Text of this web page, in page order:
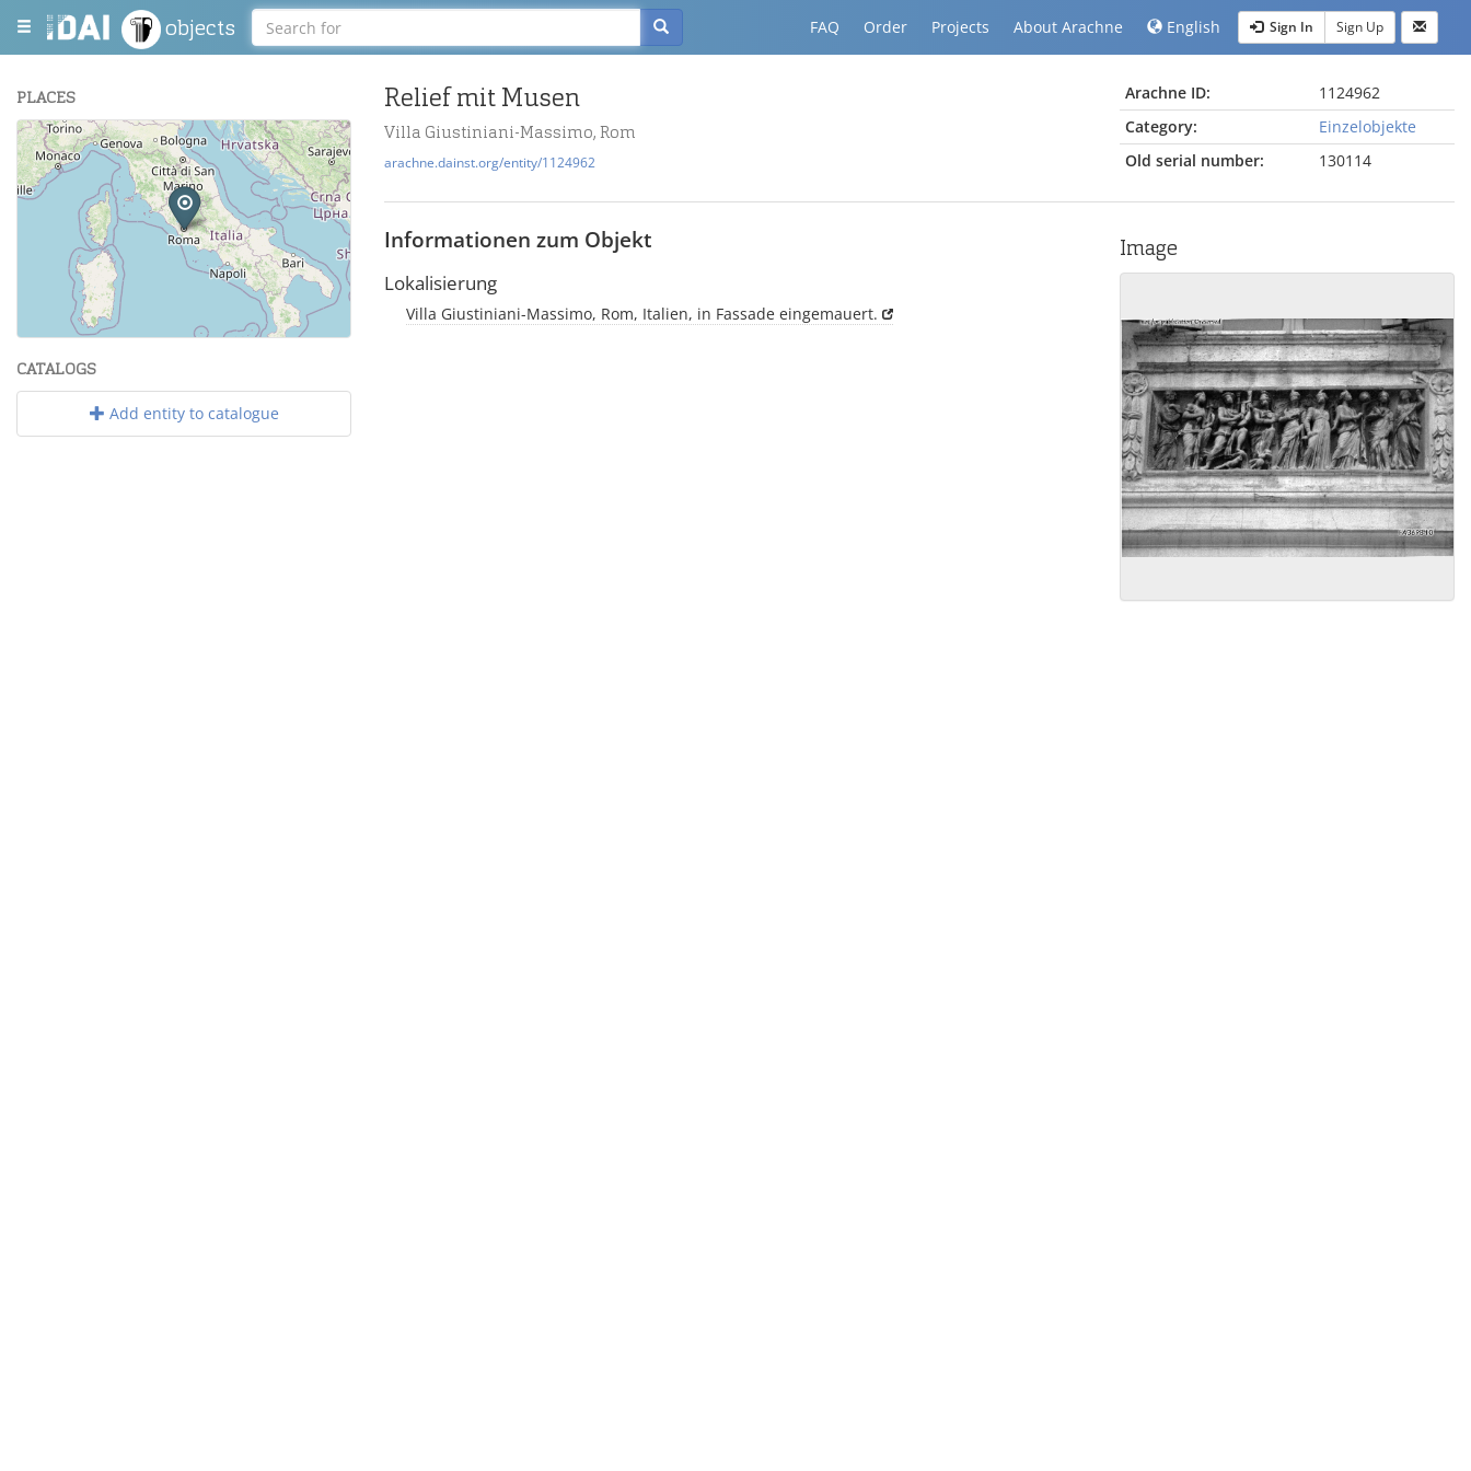
objects FAQ Order Projects About Arachne English Sign In Sign Up
PLACES
+
−
Leaflet | Maps and Data ©OpenStreetMap
CATALOGS
Add entity to catalogue
Relief mit Musen
Villa Giustiniani-Massimo, Rom
arachne.dainst.org/entity/1124962
Arachne ID:
1124962
Category:
Einzelobjekte
Old serial number:
130114
Informationen zum Objekt
Lokalisierung
Villa Giustiniani-Massimo, Rom, Italien, in Fassade eingemauert.
Image